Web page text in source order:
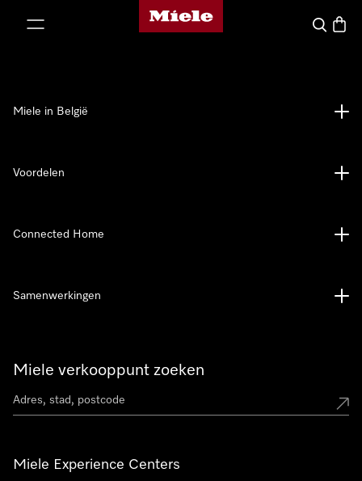
Miele homepage
Wat zoek
Miele verkooppunt zoeken
Miele Experience Centers
Miele in België
Voordelen
Connected Home
Samenwerkingen